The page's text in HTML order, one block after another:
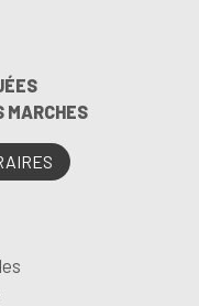
MARCHES